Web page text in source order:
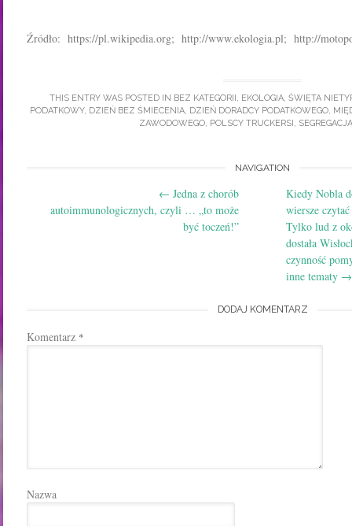
Źródło: https://pl.wikipedia.org; http://www.ekologia.pl; http://
THIS ENTRY WAS POSTED IN BEZ KATEGORII , EKOLOGIA, ŚWIĘTA
PODATKOWY, DZIEŃ BEZ ŚMIECENIA, DZIEŃ DORADCY PODATKOWEGO,
ZAWODOWEGO, POLSCY TRUCKERSI ,
navigation
NAVIGATION
← Jedna z chorób
autoimmunologicznych, czyli … „to może
być toczeń!”
Kiedy Nobla
wiersze
Tylko lud z
dostała
czynność
inne tematy →
DODAJ KOMENTARZ
Komentarz *
Nazwa